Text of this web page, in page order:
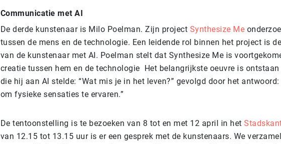
Communicatie met AI
De derde kunstenaar is Milo Poelman. Zijn project Synthesize Me
tussen de mens en de technologie. Een leidende rol binnen het project is
van de kunstenaar met AI. Poelman stelt dat Synthesize Me is
creatie tussen hem en de technologie Het belangrijkste oeuvre is
die hij aan AI stelde: “Wat mis je in het leven?” gevolgd door het antwoord:
om fysieke sensaties te ervaren.”
De tentoonstelling is te bezoeken van 8 tot en met 12 april in het
van 12.15 tot 13.15 uur is er een gesprek met de kunstenaars. We